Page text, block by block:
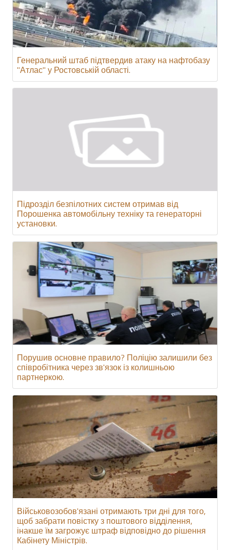
Генеральний штаб підтвердив атаку на нафтобазу
"Атлас" у Ростовській області.
Підрозділ безпілотних систем отримав від
Порошенка автомобільну техніку та генераторні
установки.
Порушив основне правило? Поліцію залишили без
співробітника через зв'язок із колишньою
партнеркою.
Військовозобов'язані отримають три дні для того,
щоб забрати повістку з поштового відділення,
інакше їм загрожує штраф відповідно до рішення
Кабінету Міністрів.